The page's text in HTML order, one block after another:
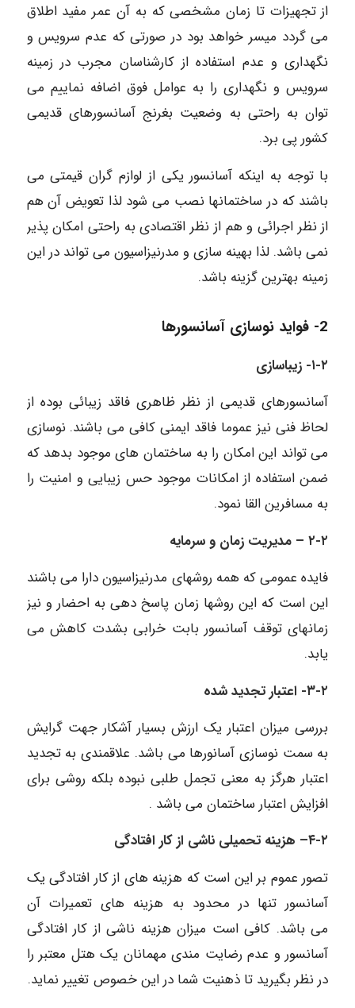
از تجهیزات تا زمان مشخصی که به آن عمر مفید اطلاق
می گردد میسر خواهد بود در صورتی که عدم سرویس و
نگهداری و عدم استفاده از کارشناسان مجرب در زمینه
سرویس و نگهداری را به عوامل فوق اضافه نماییم می
توان به راحتی به وضعیت بغرنج آسانسورهای قدیمی
کشور پی برد.
با توجه به اینکه آسانسور یکی از لوازم گران قیمتی می
باشند که در ساختمانها نصب می شود لذا تعویض آن هم
از نظر اجرائی و هم از نظر اقتصادی به راحتی امکان پذیر
نمی باشد. لذا بهینه سازی و مدرنیزاسیون می تواند در این
زمینه بهترین گزینه باشد.
2- فواید نوسازی آسانسورها
۱-۲- زیباسازی
آسانسورهای قدیمی از نظر ظاهری فاقد زیبائی بوده از
لحاظ فنی نیز عموما فاقد ایمنی کافی می باشند. نوسازی
می تواند این امکان را به ساختمان های موجود بدهد که
ضمن استفاده از امکانات موجود حس زیبایی و امنیت را
به مسافرین القا نمود.
۲-۲ – مدیریت زمان و سرمایه
فایده عمومی که همه روشهای مدرنیزاسیون دارا می باشند
این است که این روشها زمان پاسخ دهی به احضار و نیز
زمانهای توقف آسانسور بابت خرابی بشدت کاهش می
یابد.
۳-۲- اعتبار تجدید شده
بررسی میزان اعتبار یک ارزش بسیار آشکار جهت گرایش
به سمت نوسازی آسانورها می باشد. علاقمندی به تجدید
اعتبار هرگز به معنی تجمل طلبی نبوده بلکه روشی برای
افزایش اعتبار ساختمان می باشد .
۴-۲– هزینه تحمیلی ناشی از کار افتادگی
تصور عموم بر این است که هزینه های از کار افتادگی یک
آسانسور تنها در محدود به هزینه های تعمیرات آن
می باشد. کافی است میزان هزینه ناشی از کار افتادگی
آسانسور و عدم رضایت مندی مهمانان یک هتل معتبر را
در نظر بگیرید تا ذهنیت شما در این خصوص تغییر نماید.